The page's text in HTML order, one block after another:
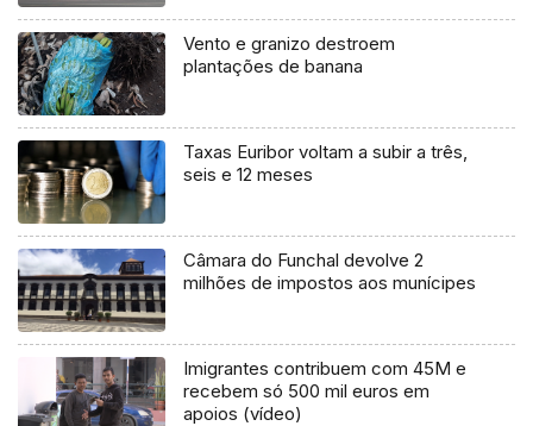
Vento e granizo destroem
plantações de banana
Taxas Euribor voltam a subir a três,
seis e 12 meses
Câmara do Funchal devolve 2
milhões de impostos aos munícipes
Imigrantes contribuem com 45M e
recebem só 500 mil euros em
apoios (vídeo)